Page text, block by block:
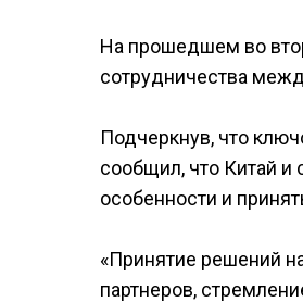
На прошедшем во
сотрудничества
Подчеркнув, что
сообщил, что Китай и
особенности и
«Принятие решений
партнеров,